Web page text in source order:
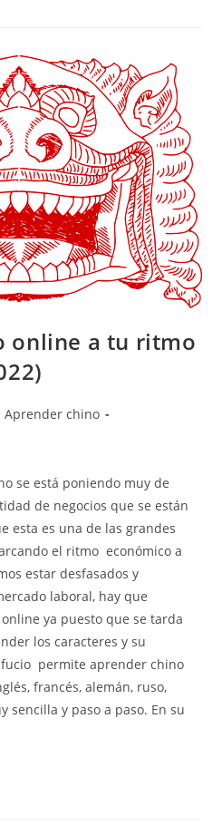
online a tu ritmo
Aprender chino
se está poniendo muy de
de negocios que se están
esta es una de las grandes
el ritmo económico a
estar desfasados y
laboral, hay que
ya puesto que se tarda
los caracteres y su
permite aprender chino
francés, alemán, ruso,
sencilla y paso a paso. En su